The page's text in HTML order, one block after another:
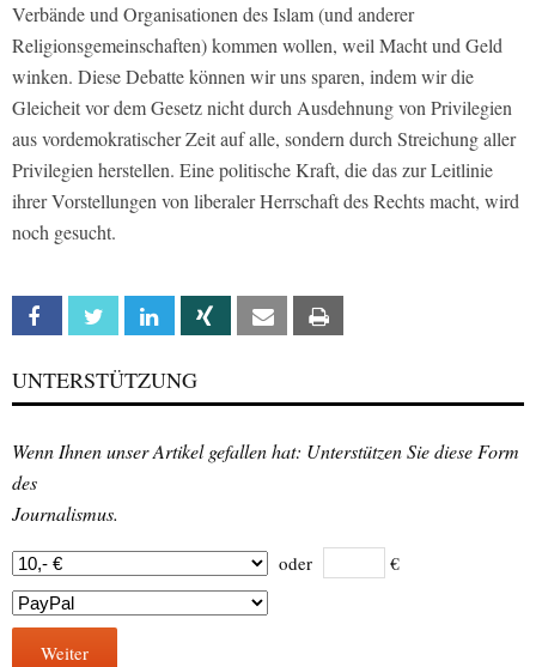
Verbände und Organisationen des Islam (und anderer
Religionsgemeinschaften) kommen wollen, weil Macht und Geld
winken. Diese Debatte können wir uns sparen, indem wir die
Gleicheit vor dem Gesetz nicht durch Ausdehnung von Privilegien
aus vordemokratischer Zeit auf alle, sondern durch Streichung aller
Privilegien herstellen. Eine politische Kraft, die das zur Leitlinie
ihrer Vorstellungen von liberaler Herrschaft des Rechts macht, wird
noch gesucht.
Facebook Twitter Linkedin Xing Email
UNTERSTÜTZUNG
Wenn Ihnen unser Artikel gefallen hat: Unterstützen Sie diese Form
des
Journalismus.
oder €
Weiter